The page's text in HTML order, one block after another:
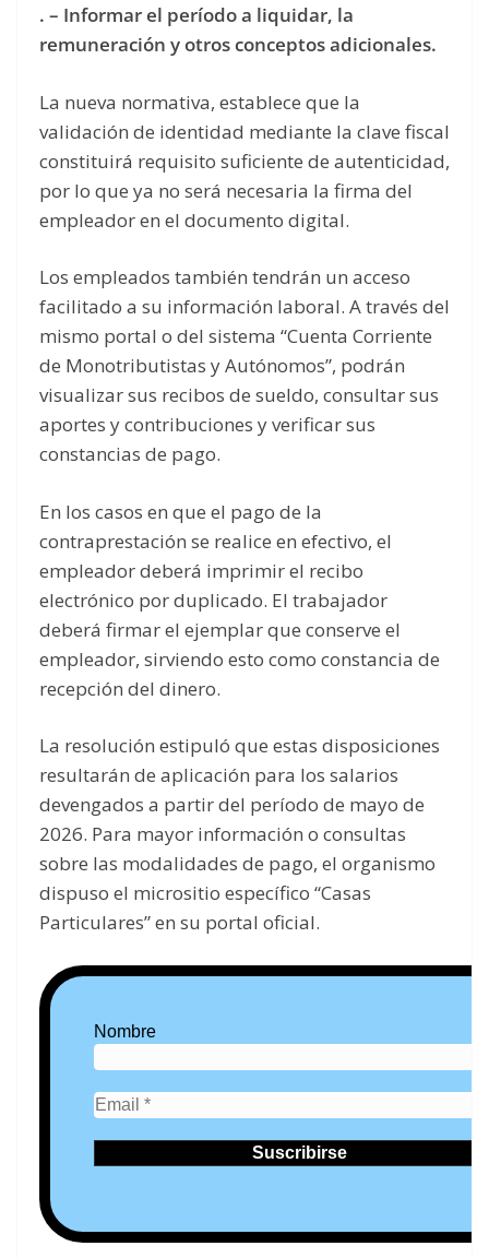
. – Informar el período a liquidar, la
remuneración y otros conceptos adicionales.
La nueva normativa, establece que la
validación de identidad mediante la clave fiscal
constituirá requisito suficiente de autenticidad,
por lo que ya no será necesaria la firma del
empleador en el documento digital.
Los empleados también tendrán un acceso
facilitado a su información laboral. A través del
mismo portal o del sistema “Cuenta Corriente
de Monotributistas y Autónomos”, podrán
visualizar sus recibos de sueldo, consultar sus
aportes y contribuciones y verificar sus
constancias de pago.
En los casos en que el pago de la
contraprestación se realice en efectivo, el
empleador deberá imprimir el recibo
electrónico por duplicado. El trabajador
deberá firmar el ejemplar que conserve el
empleador, sirviendo esto como constancia de
recepción del dinero.
La resolución estipuló que estas disposiciones
resultarán de aplicación para los salarios
devengados a partir del período de mayo de
2026. Para mayor información o consultas
sobre las modalidades de pago, el organismo
dispuso el micrositio específico “Casas
Particulares” en su portal oficial.
Nombre